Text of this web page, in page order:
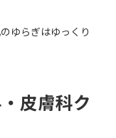
ゆらぎはゆっくり
皮膚科ク